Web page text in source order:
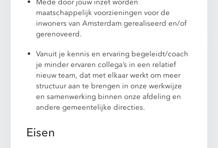
Mede door jouw inzet worden
maatschappelijk voorzieningen voor de
inwoners van Amsterdam gerealiseerd en/of
gerenoveerd.
Vanuit je kennis en ervaring begeleidt/coach
je minder ervaren collega’s in een relatief
nieuw team, dat met elkaar werkt om meer
structuur aan te brengen in onze werkwijze
en samenwerking binnen onze afdeling en
andere gemeentelijke directies.
Eisen